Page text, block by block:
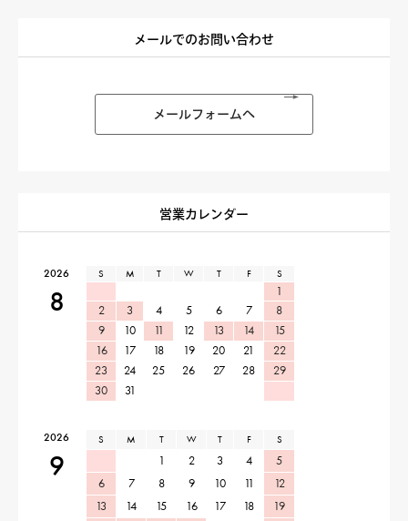
メールでのお問い合わせ
メールフォームへ
営業カレンダー
2026
8
S M T W T F S
1
2
3 4 5 6 7
8
9
10 11 12 13 14
15
16
17 18 19 20 21
22
23
24 25 26 27 28
29
30
31
2026
9
S M T W T F S
1 2 3 4
5
6
7 8 9 10 11
12
13
14 15 16 17 18
19